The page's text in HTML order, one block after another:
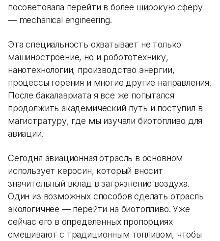
посоветовала перейти в более широкую сферу
— mechanical engineering.
Эта специальность охватывает не только
машиностроение, но и робототехнику,
нанотехнологии, производство энергии,
процессы горения и многие другие направления.
После бакалавриата я все же попытался
продолжить академический путь и поступил в
магистратуру, где мы изучали биотопливо для
авиации.
Сегодня авиационная отрасль в основном
использует керосин, который вносит
значительный вклад в загрязнение воздуха.
Один из возможных способов сделать отрасль
экологичнее — перейти на биотопливо. Уже
сейчас его в определенных пропорциях
смешивают с традиционным топливом, чтобы